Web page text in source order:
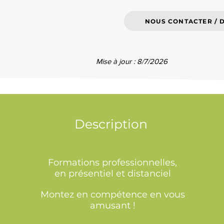
NOUS CONTACTER /
Mise à jour : 8/7/2026
Description
Formations professionnelles,
en présentiel et distanciel
Montez en compétence en vous
amusant !